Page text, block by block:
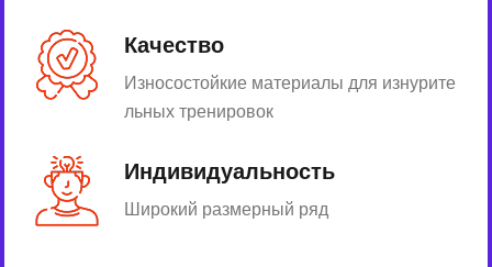
Качество
Износостойкие материалы для изнурите
льных тренировок
Индивидуальность
Широкий размерный ряд